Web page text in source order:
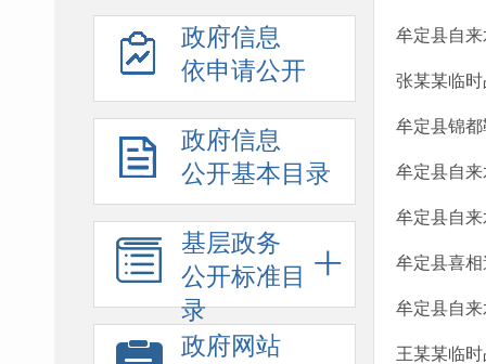
政府信息
依申请公开
政府信息
公开基本目录
基层政务
公开标准目
录
政府网站
牟定县自
张某某临
牟定县锦
牟定县自
牟定县自
牟定县喜
牟定县自
王某某临